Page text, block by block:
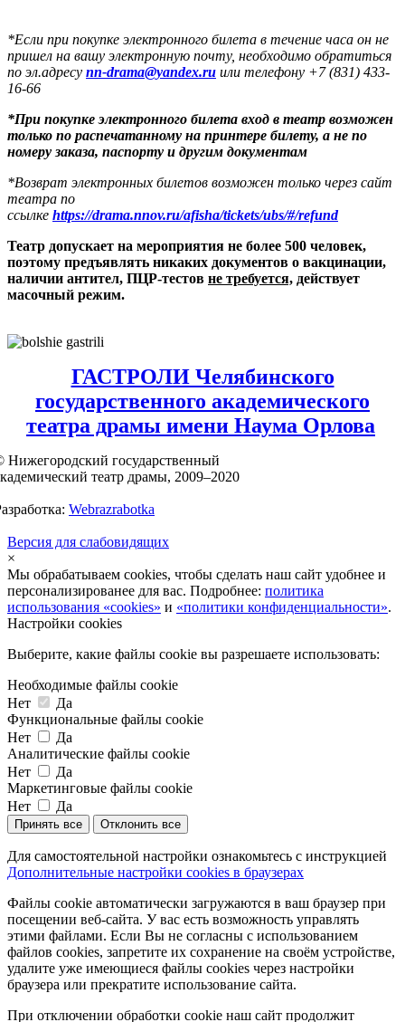
*Если при покупке электронного билета в течение часа он не
пришел на вашу электронную почту, необходимо обратиться
по эл.адресу nn-drama@yandex.ru или телефону +7 (831) 433-
16-66
*При покупке электронного билета вход в театр возможен
только по распечатанному на принтере билету, а не по
номеру заказа, паспорту и другим документам
*Возврат электронных билетов возможен только через сайт
театра по
ссылке https://drama.nnov.ru/afisha/tickets/ubs/#/refund
Театр допускает на мероприятия не более 500 человек,
поэтому предъявлять никаких документов о вакцинации,
наличии антител, ПЦР-тестов не требуется, действует
масочный режим.
ГАСТРОЛИ Челябинского
государственного академического
театра драмы имени Наума Орлова
Нижегородский государственный
театр драмы, 2009–2020
Webrazrabotka
Версия для слабовидящих
×
Мы обрабатываем cookies, чтобы сделать наш сайт удобнее и
персонализированее для вас. Подробнее: политика
использования «cookies» и «политики конфиденциальности».
Настройки cookies
Выберите, какие файлы cookie вы разрешаете использовать:
Необходимые файлы cookie
Нет
Да
Функциональные файлы cookie
Нет
Да
Аналитические файлы cookie
Нет
Да
Маркетинговые файлы cookie
Нет
Да
Принять все Отклонить все
Для самостоятельной настройки ознакомьтесь с инструкцией
Дополнительные настройки cookies в браузерах
Файлы cookie автоматически загружаются в ваш браузер при
посещении веб-сайта. У вас есть возможность управлять
этими файлами. Если Вы не согласны с использованием
файлов cookies, запретите их сохранение на своём устройстве,
удалите уже имеющиеся файлы cookies через настройки
браузера или прекратите использование сайта.
При отключении обработки cookie наш сайт продолжит